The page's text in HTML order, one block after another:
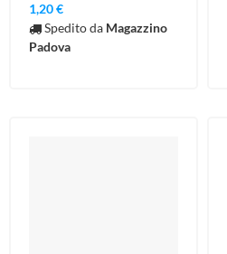
1,20 €
Spedito da Magazzino
Padova